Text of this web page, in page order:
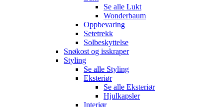
Se alle Lukt
Wonderbaum
Oppbevaring
Setetrekk
Solbeskyttelse
Snøkost og isskraper
Styling
Se alle Styling
Eksteriør
Se alle Eksteriør
Hjulkapsler
Interiør